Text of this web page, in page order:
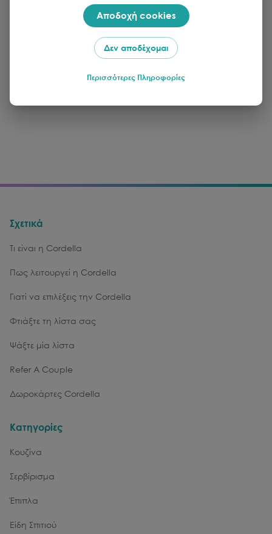
Σχετικά
Τι είναι η Cordella
Πως λειτουργεί η Cordella
Γιατί να επιλέξεις την Cordella
Φτιάξτε τη λίστα σας
Ψάξτε μία λίστα
Refer A Couple
Δωροκάρτες Cordella
Κατηγορίες
Κουζίνα
Σερβίρισμα
Έπιπλα
Είδη Σπιτιού
Αποδοχή cookies
Δεν αποδέχομαι
Περισσότερες Πληροφορίες